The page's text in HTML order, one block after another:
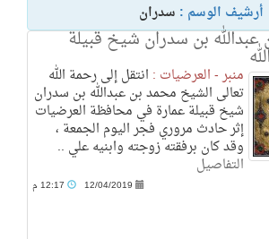
أرشيف الوسم : سدران
بن سدران شيخ قبيلة
منبر - العرضيات : ‏انتقل إلى رحمة الله
تعالى الشيخ محمد بن عبدالله بن سدران
شيخ قبيلة عمارة في محافظة العرضيات
إثر حادث مروري فجر اليوم ‎الجمعة ،
وقد كان برفقته زوجته وابنيه علي ..
التفاصيل
12/04/2019